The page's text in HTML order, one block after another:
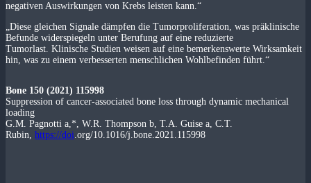
negativen Auswirkungen von Krebs leisten kann.“
„Diese gleichen Signale dämpfen die Tumorproliferation, was präklinische
Befunde widerspiegeln unter Berufung auf eine reduzierte
Tumorlast. Klinische Studien weisen auf eine bemerkenswerte Wirksamkeit
hin, was zu einem verbesserten menschlichen Wohlbefinden führt.“
Bone 150 (2021) 115998
Suppression of cancer-associated bone loss through dynamic mechanical
loading
G.M. Pagnotti a,*, W.R. Thompson b, T.A. Guise a, C.T.
Rubin, https://doi.org/10.1016/j.bone.2021.115998